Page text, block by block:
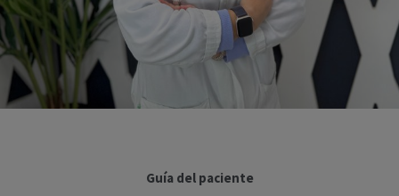
Guía del paciente